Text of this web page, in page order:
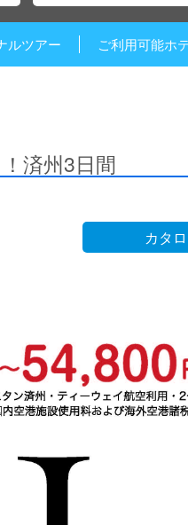
ルツアー ご利用可能ホ
済州3日間
カタ